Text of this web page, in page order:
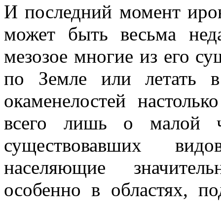
И последний момент
может быть весьма
мезозое многие из его
по Земле или летать
окаменелостей
всего лишь о малой
существовавших
населяющие
особенно в областях,